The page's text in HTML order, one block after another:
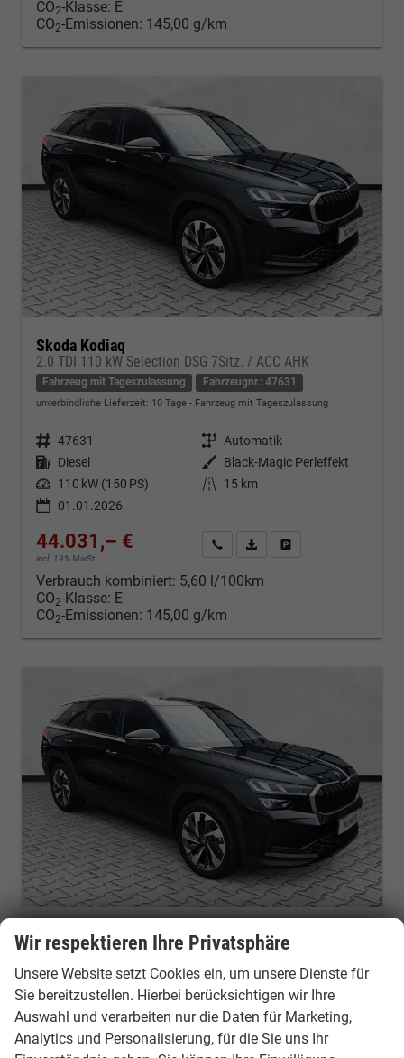
CO2-Klasse: E
CO2-Emissionen: 145,00 g/km
Skoda Kodiaq
2.0 TDI 110 kW Selection DSG 7Sitz. / ACC AHK
Fahrzeug mit Tageszulassung Fahrzeugnr.: 47631
unverbindliche Lieferzeit: 10 Tage Fahrzeug mit Tageszulassung
Fahrzeugnr. 47631 Getriebe Automatik
Kraftstoff Diesel Außenfarbe Black-Magic Perleffekt
Leistung 110 kW (150 PS) Kilometerstand
15 km
01.01.2026
44.031,– €
incl. 19% MwSt.
Kontakt & Angebot anfordern
PDF-Datei, Fahrzeugexposé
Verbrauch kombiniert: 5,60 l/100km
CO2-Klasse: E
CO2-Emissionen: 145,00 g/km
Skoda Kodiaq
2.0 TDI 110 kW Selection DSG 7Si AHK Navi beh.LR
Fahrzeug mit Tageszulassung Fahrzeugnr.: 51871
unverbindliche Lieferzeit:10 Tage Fahrzeug mit Tageszulassung
Getriebe Automatik
Diesel Black Magic Perleffekt
Wir respektieren Ihre Privatsphäre
Unsere Website setzt Cookies ein, um unsere Dienste für
Sie bereitzustellen. Hierbei berücksichtigen wir Ihre
Auswahl und verarbeiten nur die Daten für Marketing,
Analytics und Personalisierung, für die Sie uns Ihr